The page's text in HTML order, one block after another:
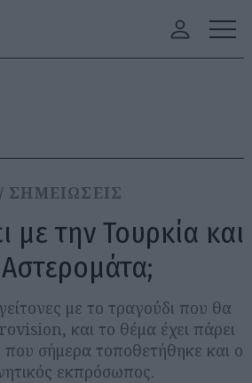
ΣΗΜΕΙΩΣΕΙΣ
με την Τουρκία και
με το τραγούδι που θα
και το θέμα έχει πάρει
που σήμερα τοποθετήθηκε και ο
εκπρόσωπος.